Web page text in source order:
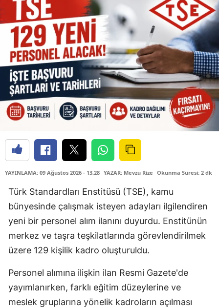
YAYINLAMA: 09 Ağustos 2026 - 13.28 YAZAR: Mevzu Rize Okunma Süresi: 2 dk
Türk Standardları Enstitüsü (TSE), kamu
bünyesinde çalışmak isteyen adayları ilgilendiren
yeni bir personel alım ilanını duyurdu. Enstitünün
merkez ve taşra teşkilatlarında görevlendirilmek
üzere 129 kişilik kadro oluşturuldu.
Personel alımına ilişkin ilan Resmi Gazete'de
yayımlanırken, farklı eğitim düzeylerine ve
meslek gruplarına yönelik kadroların açılması